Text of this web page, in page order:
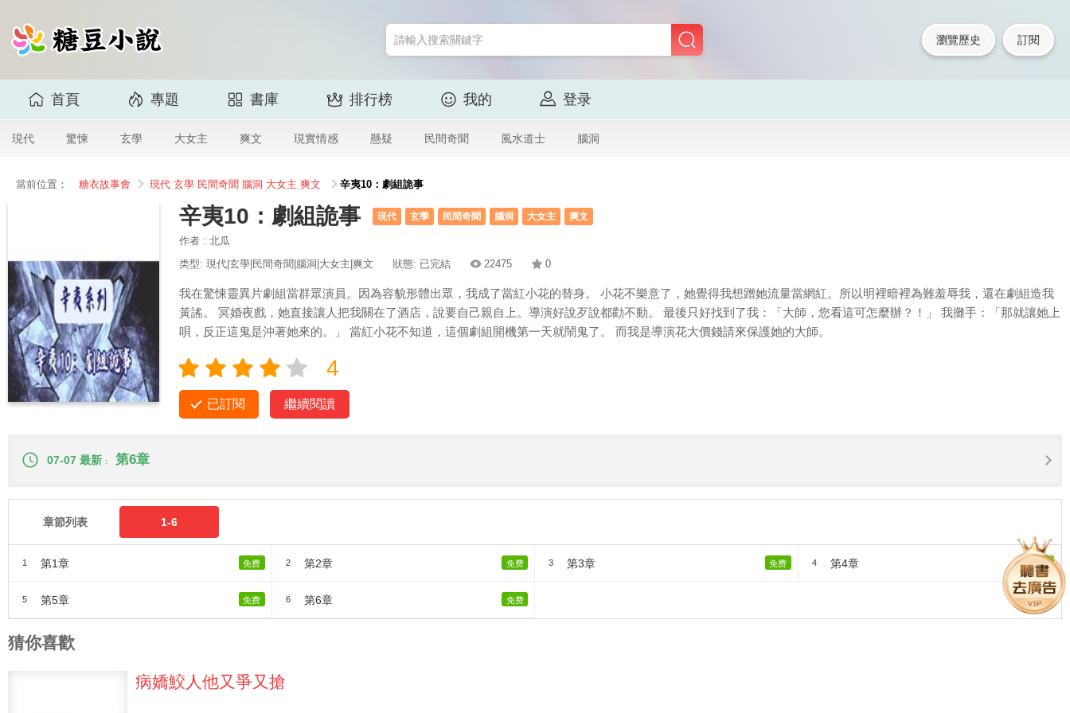
瀏覽歷史 訂閱
首頁 專題 書庫 排行榜 我的 登录
現代 驚悚 玄學 大女主 爽文 現實情感 懸疑 民間奇聞 風水道士 腦洞
當前位置： 糖衣故事會 現代 玄學 民間奇聞 腦洞 大女主 爽文 辛夷10：劇組詭事
辛夷10：劇組詭事 現代 玄學 民間奇聞 腦洞 大女主 爽文
作者 : 北瓜
类型: 現代|玄學|民間奇聞|腦洞|大女主|爽文 狀態: 已完結 22475 0
我在驚悚靈異片劇組當群眾演員。因為容貌形體出眾，我成了當紅小花的替身。 小花不樂意了，她覺得我想蹭她流量當網紅。所以明裡暗裡為難羞辱我，還在劇組造我
黃謠。 冥婚夜戲，她直接讓人把我關在了酒店，說要自己親自上。導演好說歹說都勸不動。 最後只好找到了我：「大師，您看這可怎麼辦？！」 我攤手：「那就讓她上
唄，反正這鬼是沖著她來的。」 當紅小花不知道，這個劇組開機第一天就鬧鬼了。 而我是導演花大價錢請來保護她的大師。
4
已訂閱 繼續閱讀
07-07 最新 第6章
章節列表 1-6
1 第1章 免费 2 第2章 免费 3 第3章 免费 4 第4章 免费
5 第5章 免费 6 第6章 免费
猜你喜歡
病嬌鮫人他又爭又搶